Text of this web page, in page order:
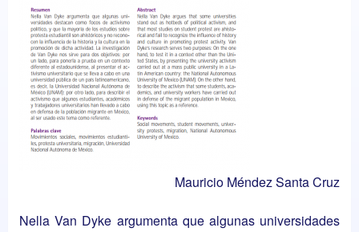
Mauricio Méndez Santa Cruz
Nella Van Dyke argumenta que algunas universidades